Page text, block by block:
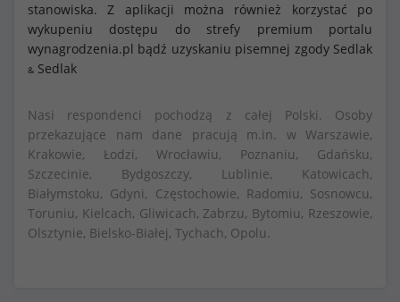
stanowiska. Z aplikacji można również korzystać po
wykupeniu dostępu do strefy premium portalu
wynagrodzenia.pl bądź uzyskaniu pisemnej zgody Sedlak
& Sedlak
Nasi respondenci pochodzą z całej Polski. Osoby
przekazujące nam dane pracują m.in. w Warszawie,
Krakowie, Łodzi, Wrocławiu, Poznaniu, Gdańsku,
Szczecinie, Bydgoszczy, Lublinie, Katowicach,
Białymstoku, Gdyni, Częstochowie, Radomiu, Sosnowcu,
Toruniu, Kielcach, Gliwicach, Zabrzu, Bytomiu, Rzeszowie,
Olsztynie, Bielsko-Białej, Tychach, Opolu.